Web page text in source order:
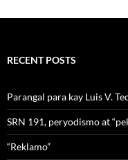
RECENT POSTS
Parangal para kay Luis V.
SRN 191, peryodismo at
“Reklamo”